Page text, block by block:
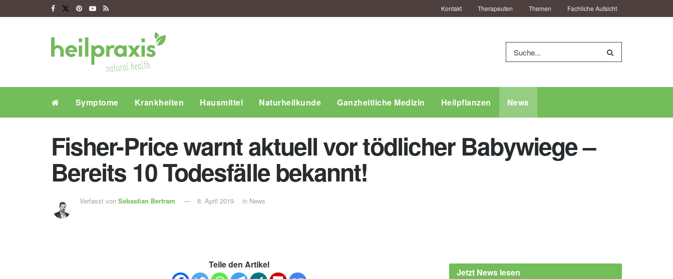
Kontakt Therapeuten Themen Fachliche Aufsicht
Symptome Krankheiten Hausmittel Naturheilkunde Ganzheitliche Medizin Heilpflanzen News
Fisher-Price warnt aktuell vor tödlicher Babywiege –
Bereits 10 Todesfälle bekannt!
Verfasst von Sebastian Bertram 8. April 2019 in News
Teile den Artikel
Jetzt News lesen